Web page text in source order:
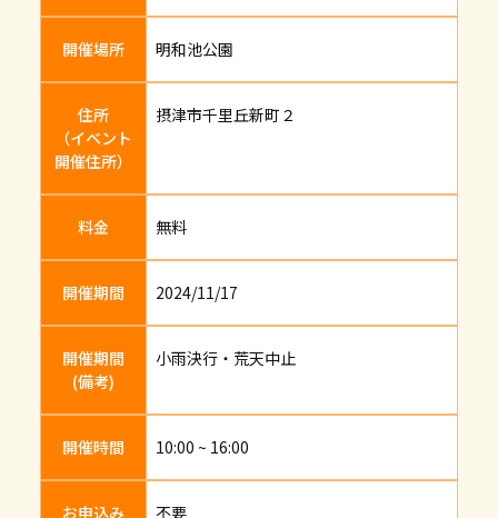
開催場所 明和池公園
住所
（イベント
開催住所）
摂津市千里丘新町２
料金 無料
開催期間 2024/11/17
開催期間
(備考)
小雨決行・荒天中止
開催時間 10:00 ~ 16:00
お申込み 不要